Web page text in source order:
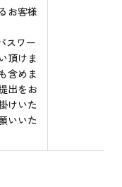
お客様
スワー
頂けま
含めま
出をお
けいた
いいた